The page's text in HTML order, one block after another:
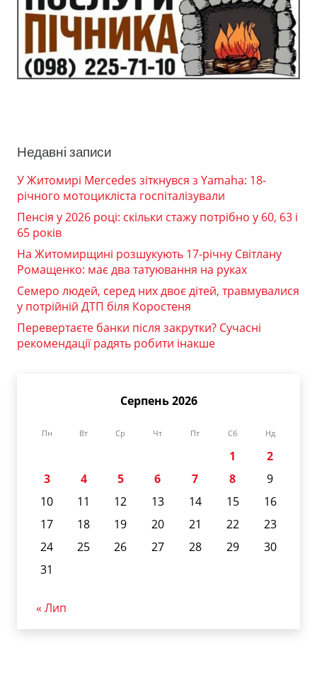
Недавні записи
У Житомирі Mercedes зіткнувся з Yamaha: 18-
річного мотоцикліста госпіталізували
Пенсія у 2026 році: скільки стажу потрібно у 60, 63 і
65 років
На Житомирщині розшукують 17-річну Світлану
Ромащенко: має два татуювання на руках
Семеро людей, серед них двоє дітей, травмувалися
у потрійній ДТП біля Коростеня
Перевертаєте банки після закрутки? Сучасні
рекомендації радять робити інакше
Серпень 2026
Пн Вт Ср Чт Пт Сб Нд
1
2
3
4 5 6 7 8
9
10
11 12 13 14 15
16
17
18 19 20 21 22
23
24
25 26 27 28 29
30
31
« Лип